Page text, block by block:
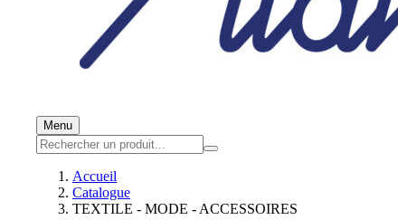
Menu
Accueil
Catalogue
TEXTILE - MODE - ACCESSOIRES